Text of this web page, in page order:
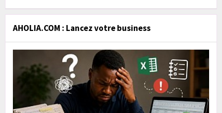
AHOLIA.COM : Lancez votre business